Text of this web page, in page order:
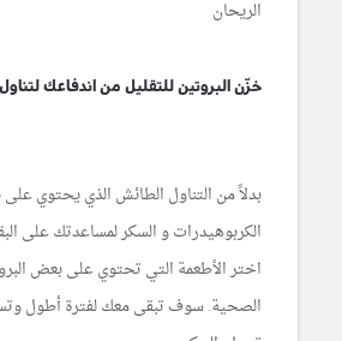
الريحان
خزّن البروتين للتقليل من اندفاعك
بدلاً من التناول الطائش الذي يحتوي
الكربوهيدرات و السكر لمساعدتك على
اختر الأطعمة التي تحتوي على بعض
الصحية. سوف تبقى معك لفترة أطول